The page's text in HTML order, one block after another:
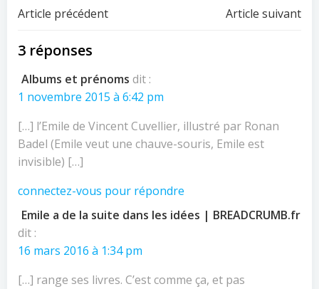
Navigation
de
l’article
Article précédent
Navigation
l’article
Article suivant
3 réponses
Albums et prénoms dit :
1 novembre 2015 à 6:42 pm
[…] l’Emile de Vincent Cuvellier, illustré par Ronan
Badel (Emile veut une chauve-souris, Emile est
invisible) […]
connectez-vous pour répondre
Emile a de la suite dans les idées | BREADCRUMB.fr
dit :
16 mars 2016 à 1:34 pm
[…] range ses livres. C’est comme ça, et pas